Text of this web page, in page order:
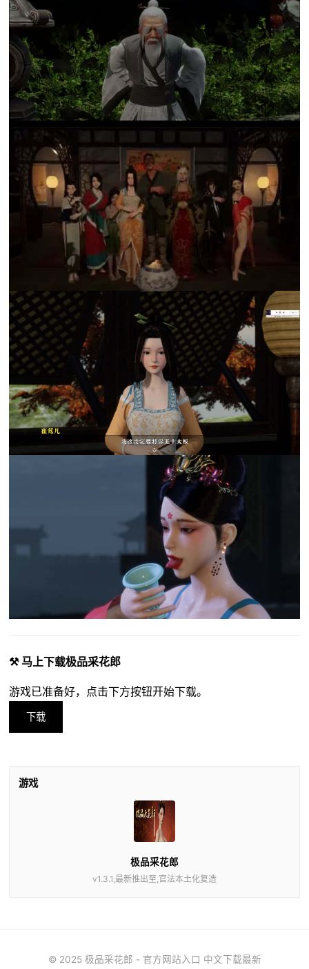
⚒️ 马上下载极品采花郎
游戏已准备好，点击下方按钮开始下载。
下载
游戏
极品采花郎
v1.3.1,最新推出至,官法本土化复造
© 2025 极品采花郎 - 官方网站入口 中文下载最新